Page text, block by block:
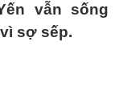
vẫn sống
sợ sếp.